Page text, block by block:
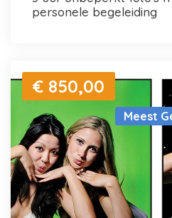
personele begeleiding
Meest
€ 850,00